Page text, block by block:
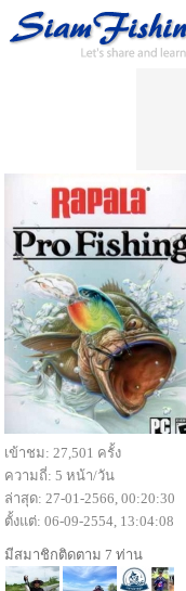
เข้าชม: 27,501 ครั้ง
ความถี่: 5 หน้า/วัน
ล่าสุด: 27-01-2566, 00:20:30
ตั้งแต่: 06-09-2554, 13:04:08
มีสมาชิกติดตาม 7 ท่าน